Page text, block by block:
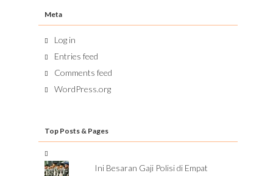
Meta
Log in
Entries feed
Comments feed
WordPress.org
Top Posts & Pages
Ini Besaran Gaji Polisi di Empat